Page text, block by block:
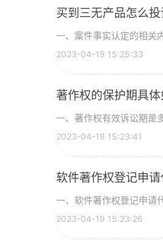
买到三无产品怎么
一、案件事实认定的相关
2023-04-19 15:25:33
著作权的保护期具
一、著作权有效诉讼期是
2023-04-19 15:23:41
软件著作权登记申
一、软件著作权登记申请
2023-04-19 15:23:26